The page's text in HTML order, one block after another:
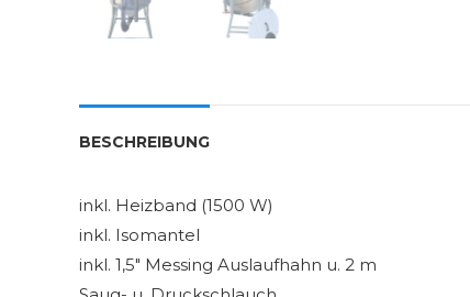
BESCHREIBUNG
inkl. Heizband (1500 W)
inkl. Isomantel
inkl. 1,5″ Messing Auslaufhahn u. 2 m